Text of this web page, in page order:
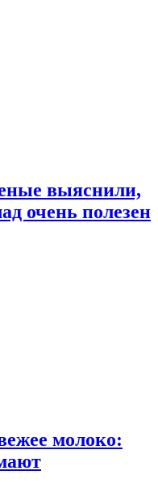
выяснили,
очень полезен
молоко: